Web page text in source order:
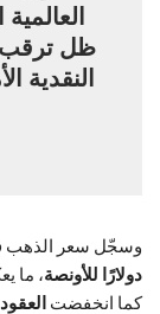
ظل ترقب
النقدية
وسجّل سعر الذهب
دولارًا للأونصة، ما
كما انخفضت